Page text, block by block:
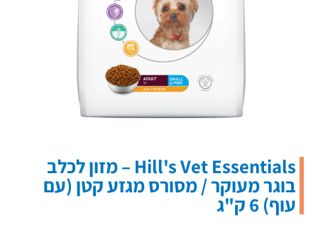
Hill's Vet Essentials – מזון לכלב
בוגר מעוקר / מסורס מגזע קטן (עם
עוף) 6 ק"ג